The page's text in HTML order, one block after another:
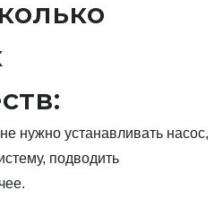
нужно устанавливать насос,
подводить